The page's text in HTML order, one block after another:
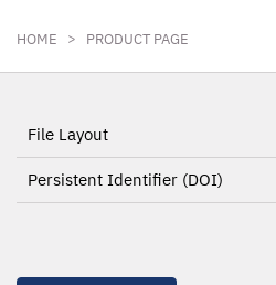
HOME > PRODUCT PAGE
File Layout
Persistent Identifier (DOI)